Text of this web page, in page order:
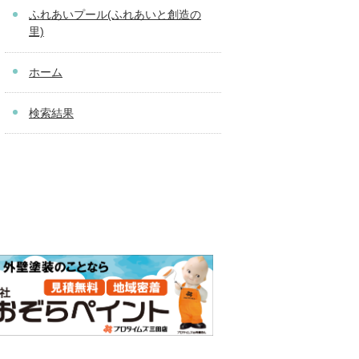
ふれあいプール(ふれあいと創造の
里)
ホーム
検索結果